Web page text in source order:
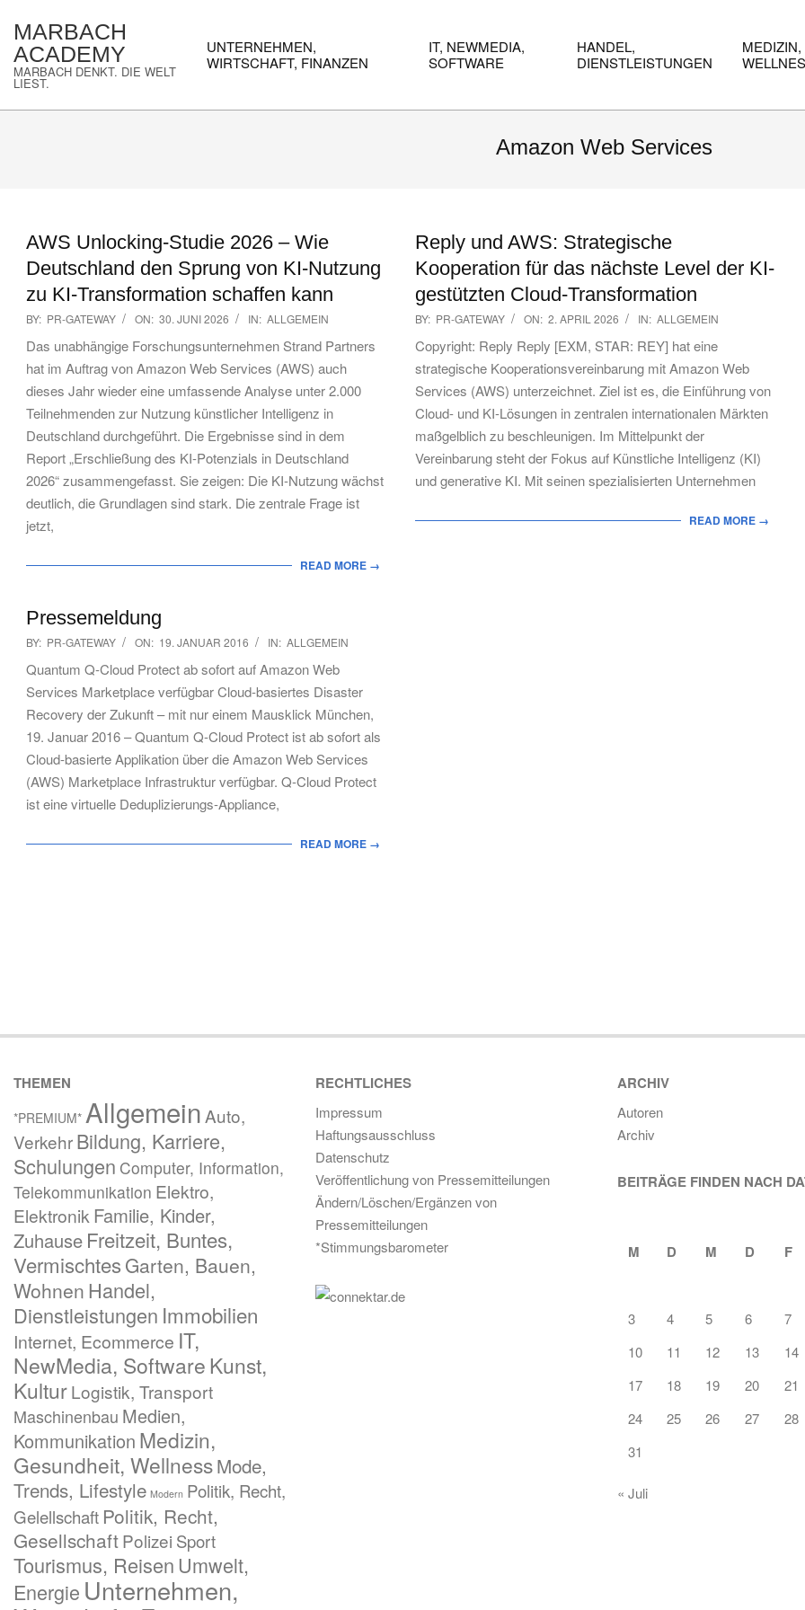
content
MARBACH
ACADEMY
MARBACH DENKT. DIE WELT
LIEST.
Navigation
UNTERNEHMEN,
WIRTSCHAFT, FINANZEN
IT, NEWMEDIA,
SOFTWARE
HANDEL,
DIENSTLEISTUNGEN
Amazon Web Services
AWS Unlocking-Studie 2026 – Wie
Deutschland den Sprung von KI-Nutzung
zu KI-Transformation schaffen kann
2026-
06-
30
BY: PR-GATEWAY ON: 30. JUNI 2026 IN: ALLGEMEIN
Das unabhängige Forschungsunternehmen Strand Partners
hat im Auftrag von Amazon Web Services (AWS) auch
dieses Jahr wieder eine umfassende Analyse unter 2.000
Teilnehmenden zur Nutzung künstlicher Intelligenz in
Deutschland durchgeführt. Die Ergebnisse sind in dem
Report „Erschließung des KI-Potenzials in Deutschland
2026“ zusammengefasst. Sie zeigen: Die KI-Nutzung wächst
deutlich, die Grundlagen sind stark. Die zentrale Frage ist
jetzt,
READ MORE →
Reply und AWS: Strategische
Kooperation für das nächste Level der KI-
gestützten Cloud-Transformation
2026-
04-
02
BY: PR-GATEWAY ON: 2. APRIL 2026 IN: ALLGEMEIN
Copyright: Reply Reply [EXM, STAR: REY] hat eine
strategische Kooperationsvereinbarung mit Amazon Web
Services (AWS) unterzeichnet. Ziel ist es, die Einführung von
Cloud- und KI-Lösungen in zentralen internationalen Märkten
maßgelblich zu beschleunigen. Im Mittelpunkt der
Vereinbarung steht der Fokus auf Künstliche Intelligenz (KI)
und generative KI. Mit seinen spezialisierten Unternehmen
READ MORE →
Pressemeldung
2016-
01-
19
BY: PR-GATEWAY ON: 19. JANUAR 2016 IN: ALLGEMEIN
Quantum Q-Cloud Protect ab sofort auf Amazon Web
Services Marketplace verfügbar Cloud-basiertes Disaster
Recovery der Zukunft – mit nur einem Mausklick München,
19. Januar 2016 – Quantum Q-Cloud Protect ist ab sofort als
Cloud-basierte Applikation über die Amazon Web Services
(AWS) Marketplace Infrastruktur verfügbar. Q-Cloud Protect
ist eine virtuelle Deduplizierungs-Appliance,
READ MORE →
THEMEN
*PREMIUM* Allgemein Auto,
VerkehrBildung, Karriere,
Schulungen Computer, Information,
Telekommunikation Elektro,
Elektronik Familie, Kinder,
Zuhause Freitzeit, Buntes,
Vermischtes Garten, Bauen,
Wohnen Handel,
Dienstleistungen Immobilien
Internet, Ecommerce IT,
NewMedia, SoftwareKunst,
KulturLogistik, Transport
Maschinenbau Medien,
Kommunikation Medizin,
Gesundheit, WellnessMode,
Trends, Lifestyle Modern Politik, Recht,
Gelellschaft Politik, Recht,
GesellschaftPolizei Sport
Tourismus, Reisen Umwelt,
Energie Unternehmen,
RECHTLICHES
Impressum
Haftungsausschluss
Datenschutz
Veröffentlichung von Pressemitteilungen
Ändern/Löschen/Ergänzen von
Pressemitteilungen
*Stimmungsbarometer
ARCHIV
Autoren
Archiv
BEITRÄGE FINDEN NACH
M D M D F
3 4 5 6
7
10
11 12 13
14
17
18 19 20
21
24
25 26 27
28
31
« Juli